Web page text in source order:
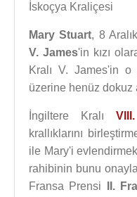
İskoçya Kraliçesi
Mary Stuart, 8 Aralık
V. James'in kızı
Kralı V. James'in
üzerine henüz dokuz
İngiltere Kralı
krallıklarını
ile Mary'i
rahibinin bunu
Fransa Prensi
II.